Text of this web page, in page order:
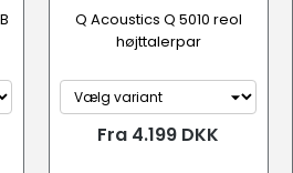
Q Acoustics Q 5010 reol
højttalerpar
Fra 4.199 DKK